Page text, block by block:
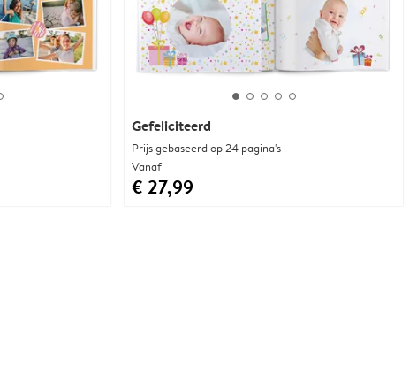
Gefeliciteerd
Prijs gebaseerd op 24 pagina's
Vanaf
€ 27,99